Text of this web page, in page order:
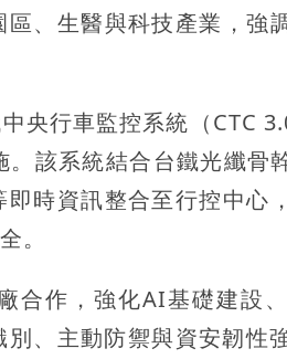
、生醫與科技產業，強
央行車監控系統（CTC
該系統結合台鐵光纖骨
時資訊整合至行控中心
。
合作，強化AI基礎建設
、主動防禦與資安韌性